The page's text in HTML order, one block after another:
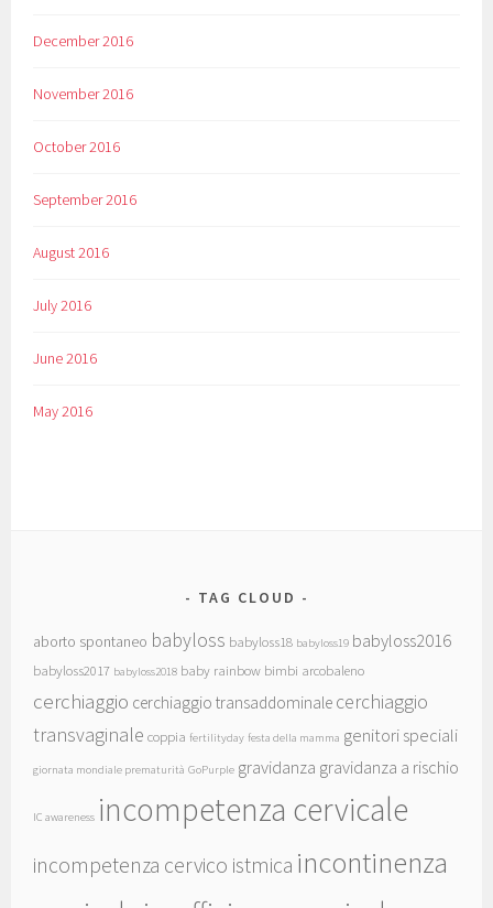
December 2016
November 2016
October 2016
September 2016
August 2016
July 2016
June 2016
May 2016
TAG CLOUD
aborto spontaneo babyloss babyloss18 babyloss19 babyloss2016
babyloss2017 babyloss2018 baby rainbow bimbi arcobaleno
cerchiaggio cerchiaggio transaddominale cerchiaggio
transvaginale coppia fertilityday festa della mamma genitori speciali
giornata mondiale prematurità GoPurple gravidanza gravidanza a rischio
IC awareness incompetenza cervicale
incompetenza cervico istmica incontinenza